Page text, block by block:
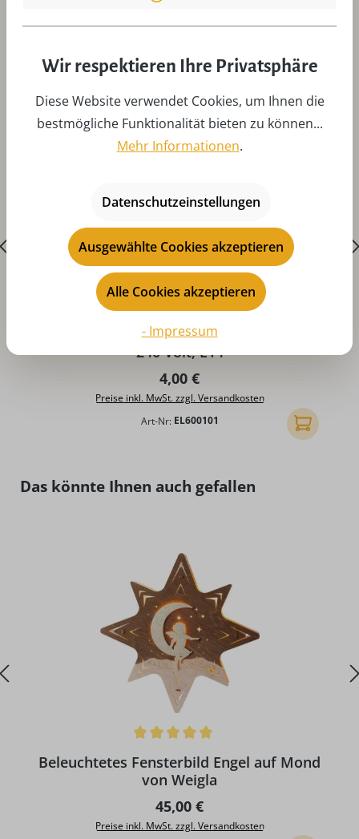
Produktgalerie überspringen
Zubehör
Durchschnittliche Bewertung von 5 von 5 Sternen
LED Filament Birnenlampe, 0,8 Watt, 220 -
240 Volt, E14
Regulärer Preis:
4,00 €
Preise inkl. MwSt. zzgl. Versandkosten
Art-Nr: EL600101 In den
Produktgalerie überspringen
Das könnte Ihnen auch gefallen
Beleuchtetes Fensterbild Engel auf Mond
von Weigla
Regulärer Preis:
45,00 €
Preise inkl. MwSt. zzgl. Versandkosten
Wir respektieren Ihre Privatsphäre
Diese Website verwendet Cookies, um Ihnen die
bestmögliche Funktionalität bieten zu können...
Mehr Informationen.
Datenschutzeinstellungen
Ausgewählte Cookies akzeptieren
Alle Cookies akzeptieren
- Impressum